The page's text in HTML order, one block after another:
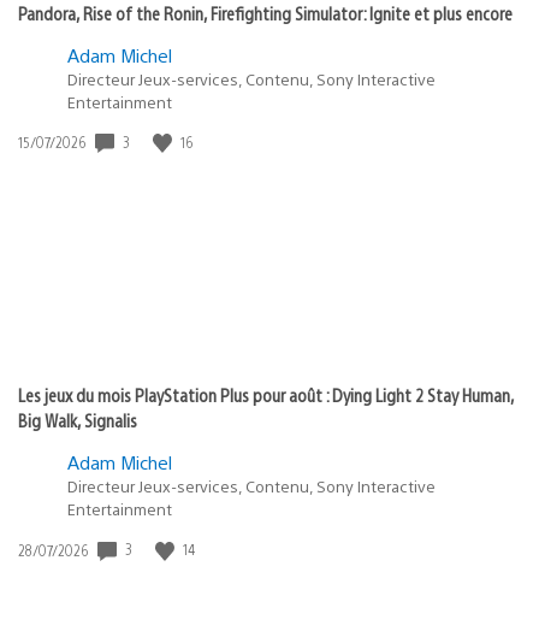
Pandora, Rise of the Ronin, Firefighting Simulator: Ignite et plus encore
Adam Michel
Directeur Jeux-services, Contenu, Sony Interactive
Entertainment
Date
15/07/2026 3 16
Les jeux du mois PlayStation Plus pour août : Dying Light 2 Stay Human,
Big Walk, Signalis
Adam Michel
Directeur Jeux-services, Contenu, Sony Interactive
Entertainment
Date
28/07/2026 3 14